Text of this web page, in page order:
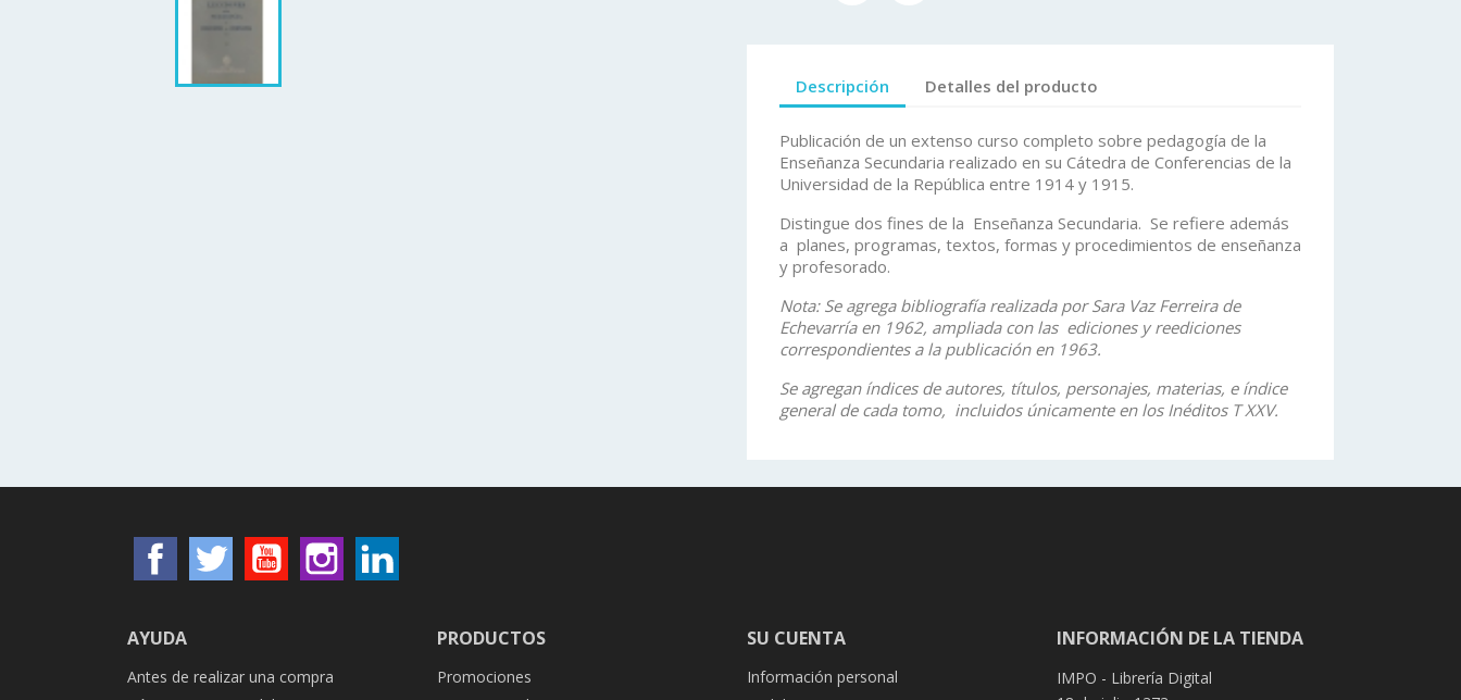
Descripción Detalles del producto
Publicación de un extenso curso completo sobre pedagogía de la
Enseñanza Secundaria realizado en su Cátedra de Conferencias de la
Universidad de la República entre 1914 y 1915.
Distingue dos fines de la Enseñanza Secundaria. Se refiere además
a planes, programas, textos, formas y procedimientos de enseñanza
y profesorado.
Nota: Se agrega bibliografía realizada por Sara Vaz Ferreira de
Echevarría en 1962, ampliada con las ediciones y reediciones
correspondientes a la publicación en 1963.
Se agregan índices de autores, títulos, personajes, materias, e índice
general de cada tomo, incluidos únicamente en los Inéditos T XXV.
FacebookTwitter YouTubeInstagram
AYUDA
Antes de realizar una compra
PRODUCTOS
Promociones
SU CUENTA
Información personal
INFORMACIÓN DE LA TIENDA
IMPO - Librería Digital